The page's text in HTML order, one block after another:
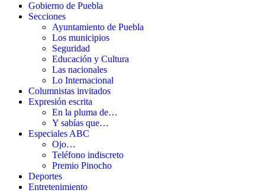
Gobierno de Puebla
Secciones
Ayuntamiento de Puebla
Los municipios
Seguridad
Educación y Cultura
Las nacionales
Lo Internacional
Columnistas invitados
Expresión escrita
En la pluma de…
Y sabías que…
Especiales ABC
Ojo…
Teléfono indiscreto
Premio Pinocho
Deportes
Entretenimiento